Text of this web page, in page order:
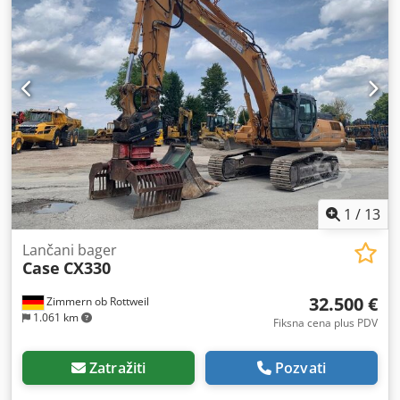
lokaciji. Ova ponuda se odnosi isključivo na ovde opisani
predmet. Ostali eventualno prikazani predmeti su deo
drugih ponuda. Zadržavamo pravo na greške. Inventarni
broj: 2926-26
1 / 13
Zimmern ob Rottweil
1.061 km
Lančani bager
Case CX330
32.500 €
Fiksna cena plus PDV
Zatražiti Pozvati